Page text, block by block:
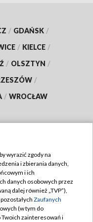
/ GDAŃSK /
/ KIELCE /
/ OLSZTYN /
/
/ WROCŁAW
wyrazić zgody na
i zbierania danych,
i ich
danych osobowych przez
dalej również „TVP”),
Zaufanych
(w tym do
zainteresowań i